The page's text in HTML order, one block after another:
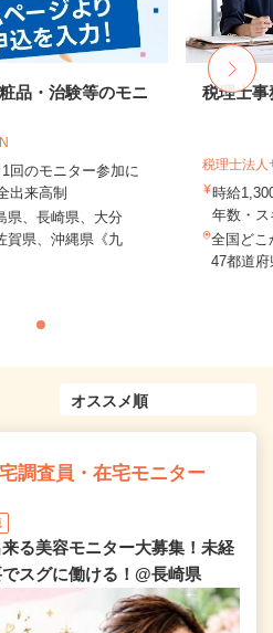
品・治験等のモニ
回のモニター参加に
来高制
県、長崎県、大分
賀県、沖縄県《九
税理士事
税理士法人
時給
年数・
全国どこ
47都道
調査員・在宅モニター
る美容モニター大募集！未経
スグに働ける！@長崎県